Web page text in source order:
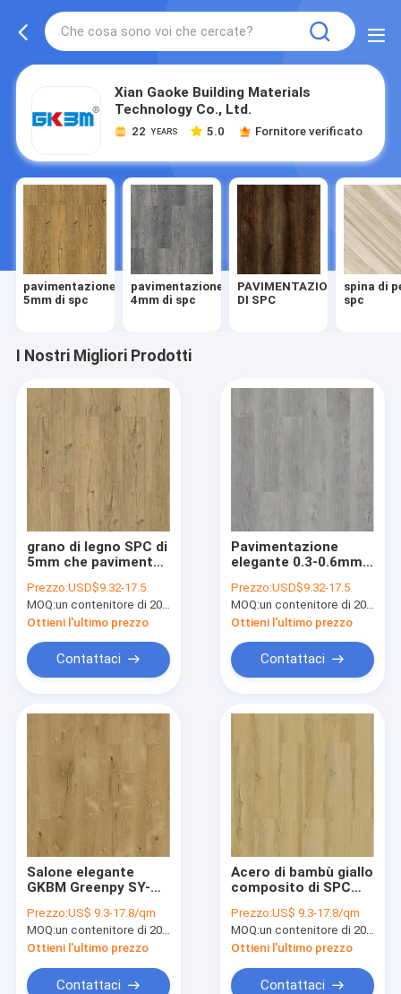
Xian Gaoke Building Materials
Technology Co., Ltd.
22 YEARS 5.0 Fornitore verificato
pavimentazione
5mm di spc
pavimentazione
4mm di spc
PAVIMENTAZIONE
DI SPC
spina di
spc
I Nostri Migliori Prodotti
grano di legno SPC di
5mm che pavimenta
Eco GKBM
amichevole MJ-
W6003 della spiaggia
Prezzo:USD$9.32-17.5
MOQ:un contenitore di 20FT; o 2500 metri quadri.
Ottieni l'ultimo prezzo
Contattaci
Pavimentazione
elegante 0.3-0.6mm
W6009 di Grey Click
Stone Plastic
Composite della
Prezzo:USD$9.32-17.5
MOQ:un contenitore di 20FT; o 2500 metri quadri.
Ottieni l'ultimo prezzo
Contattaci
Salone elegante
GKBM Greenpy SY-
pavimentazione della
quercia 4mm SPC
Prezzo:US$ 9.3-17.8/qm
MOQ:un contenitore di 20FT, o 2500 metri quadri;
Ottieni l'ultimo prezzo
Contattaci
Acero di bambù giallo
composito di SPC
pavimento di Deco di
clic della pietra
Prezzo:US$ 9.3-17.8/qm
MOQ:un contenitore di 20FT, o 2500 metri quadri;
Ottieni l'ultimo prezzo
Contattaci